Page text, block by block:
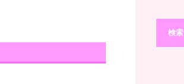
検索